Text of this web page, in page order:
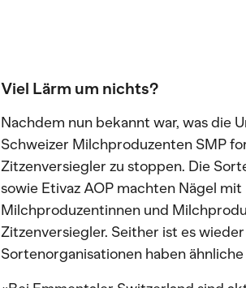
Viel Lärm um nichts?
Nachdem nun bekannt war, was die
Schweizer Milchproduzenten SMP
Zitzenversiegler zu stoppen. Die
sowie Etivaz AOP machten Nägel
Milchproduzentinnen und
Zitzenversiegler. Seither ist es
Sortenorganisationen haben